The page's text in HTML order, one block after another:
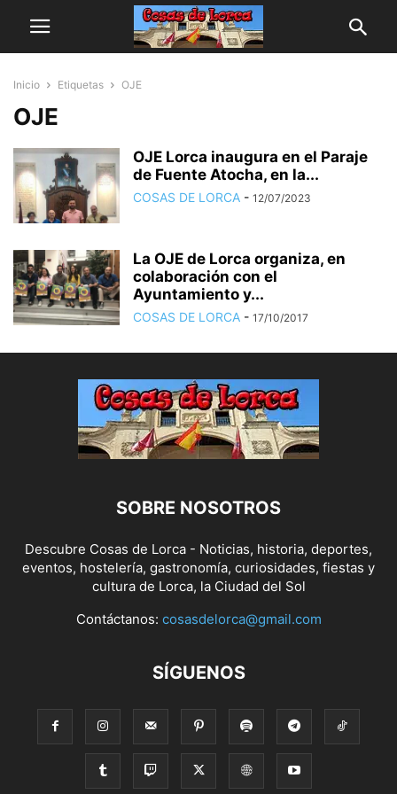
Inicio Etiquetas OJE
OJE
OJE Lorca inaugura en el Paraje
de Fuente Atocha, en la...
COSAS DE LORCA - 12/07/2023
La OJE de Lorca organiza, en
colaboración con el
Ayuntamiento y...
COSAS DE LORCA - 17/10/2017
SOBRE NOSOTROS
Descubre Cosas de Lorca - Noticias, historia, deportes,
eventos, hostelería, gastronomía, curiosidades, fiestas y
cultura de Lorca, la Ciudad del Sol
Contáctanos: cosasdelorca@gmail.com
SÍGUENOS